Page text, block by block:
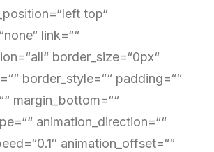
top“
link=““
border_size=“0px“
border_style=““ padding=““
margin_bottom=““
animation_direction=““
animation_offset=““